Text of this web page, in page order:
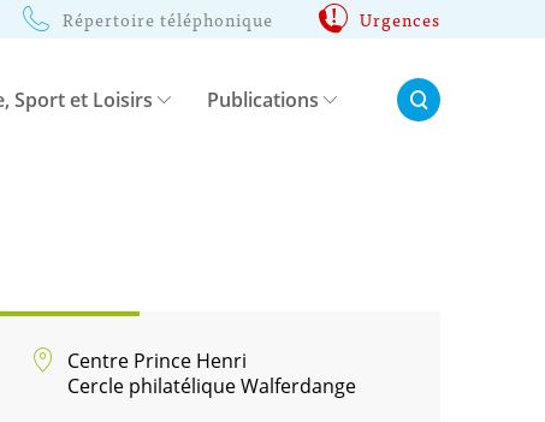
Répertoire téléphonique Urgences
Sport et Loisirs Publications Rechercher:
Centre Prince Henri
Cercle philatélique Walferdange